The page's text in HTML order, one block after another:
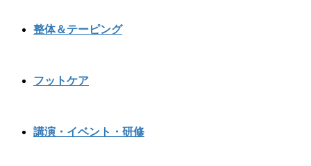
整体＆テーピング
フットケア
講演・イベント・研修